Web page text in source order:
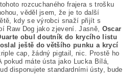
rozcuchaného frajera s trošku
věděl jsem, že je to další
kdy se výrobci snaží přijít s
Raw Dog jako zjevení. Jasně, Oscar
obul doutník do krycího listu
ještě do většího punku a krycí
cap, žádný pigtail, nic. Prostě ho
pokud máte ústa jako Lucka Bílá,
disponujete standardními ústy, bude